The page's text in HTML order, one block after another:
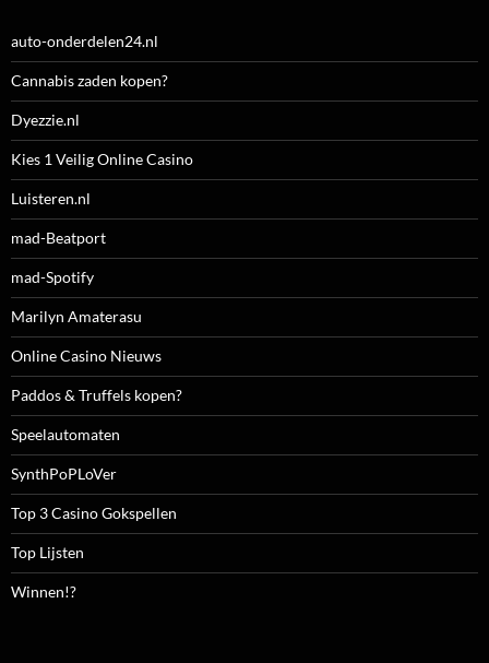
auto-onderdelen24.nl
Cannabis zaden kopen?
Dyezzie.nl
Kies 1 Veilig Online Casino
Luisteren.nl
mad-Beatport
mad-Spotify
Marilyn Amaterasu
Online Casino Nieuws
Paddos & Truffels kopen?
Speelautomaten
SynthPoPLoVer
Top 3 Casino Gokspellen
Top Lijsten
Winnen!?